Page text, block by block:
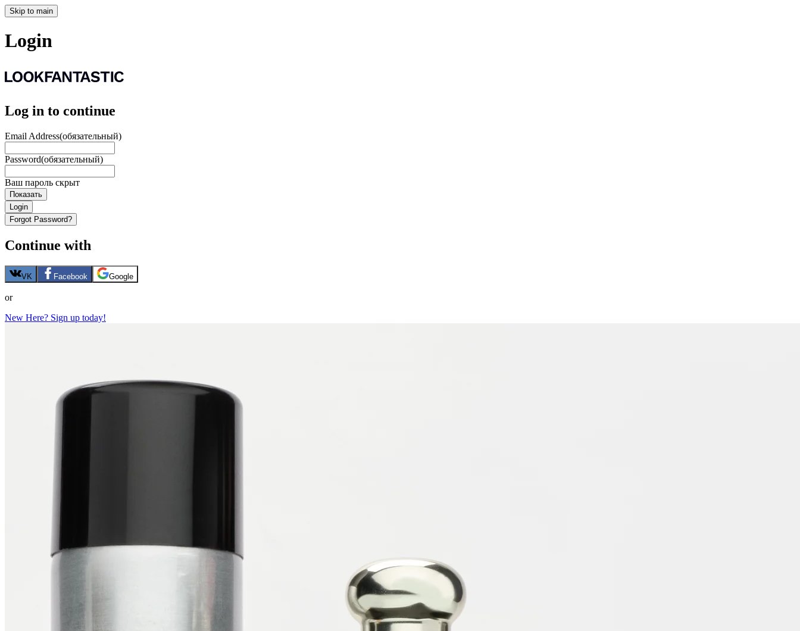
Skip to main
Login
Log in to continue
Email Address(обязательный)
Password(обязательный)
Ваш пароль скрыт
Показать
Login
Forgot Password?
Continue with
VK Facebook Google
or
New Here? Sign up today!